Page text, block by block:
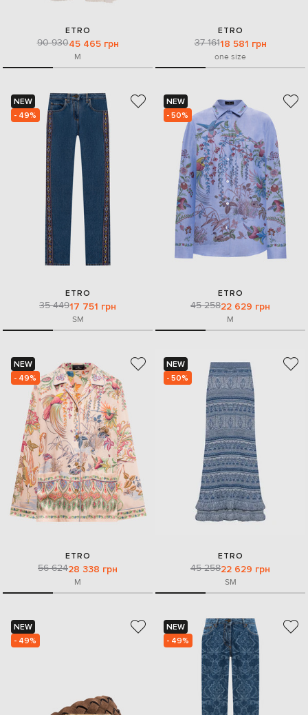
ETRO
90 93045 465 грн
M
ETRO
37 16118 581 грн
one size
NEW
- 49%
ETRO
35 44917 751 грн
SM
NEW
- 50%
ETRO
45 25822 629 грн
M
NEW
- 49%
ETRO
56 62428 338 грн
M
NEW
- 50%
ETRO
45 25822 629 грн
SM
NEW
- 49%
NEW
- 49%